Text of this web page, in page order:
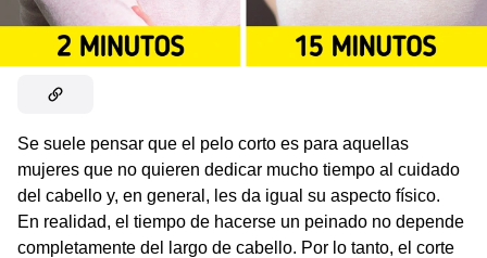
Se suele pensar que el pelo corto es para aquellas
mujeres que no quieren dedicar mucho tiempo al cuidado
del cabello y, en general, les da igual su aspecto físico.
En realidad, el tiempo de hacerse un peinado no depende
completamente del largo de cabello. Por lo tanto, el corte